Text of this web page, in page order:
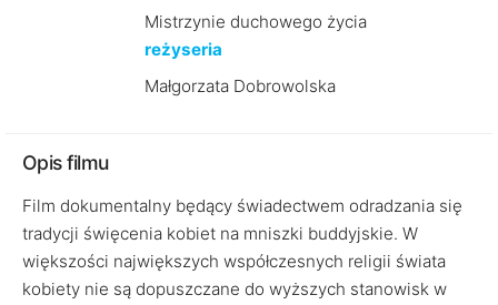
Mistrzynie duchowego życia
reżyseria
Małgorzata Dobrowolska
Opis filmu
Film dokumentalny będący świadectwem odradzania się
tradycji święcenia kobiet na mniszki buddyjskie. W
większości największych współczesnych religii świata
kobiety nie są dopuszczane do wyższych stanowisk w